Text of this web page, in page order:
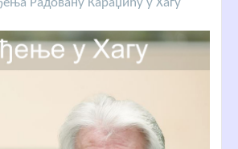
Радовану Караџићу у Хагу